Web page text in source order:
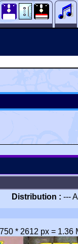
Distribution : ---
* 2612 px = 1.36